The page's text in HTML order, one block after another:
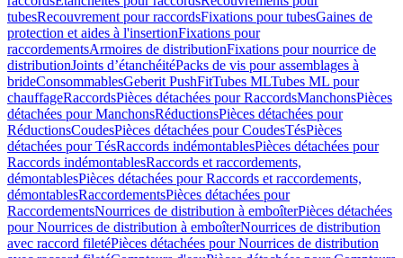
tubesRecouvrement pour raccordsFixations pour tubesGaines de
protection et aides à l'insertionFixations pour
raccordementsArmoires de distributionFixations pour nourrice de
distributionJoints d’étanchéitéPacks de vis pour assemblages à
brideConsommablesGeberit PushFitTubes MLTubes ML pour
chauffageRaccordsPièces détachées pour RaccordsManchonsPièces
détachées pour ManchonsRéductionsPièces détachées pour
RéductionsCoudesPièces détachées pour CoudesTésPièces
détachées pour TésRaccords indémontablesPièces détachées pour
Raccords indémontablesRaccords et raccordements,
démontablesPièces détachées pour Raccords et raccordements,
démontablesRaccordementsPièces détachées pour
RaccordementsNourrices de distribution à emboîterPièces détachées
pour Nourrices de distribution à emboîterNourrices de distribution
avec raccord filetéPièces détachées pour Nourrices de distribution